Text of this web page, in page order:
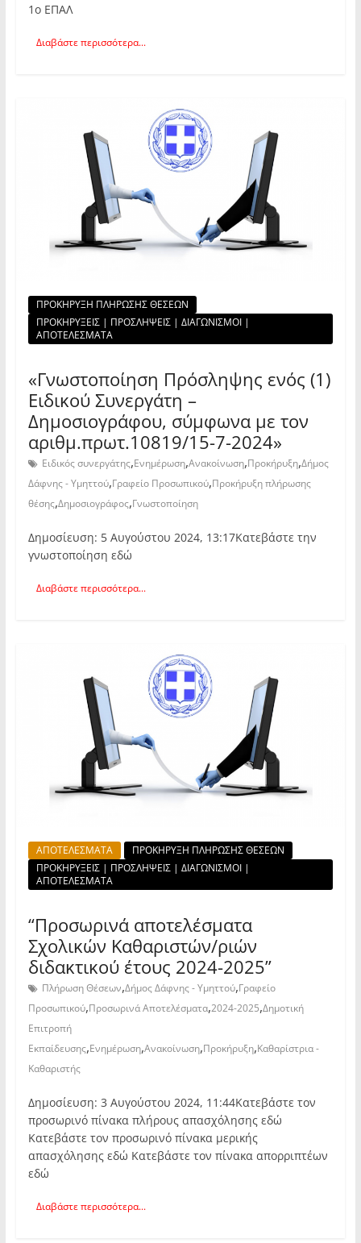
1ο ΕΠΑΛ
Διαβάστε περισσότερα...
ΠΡΟΚΗΡΥΞΗ ΠΛΗΡΩΣΗΣ ΘΕΣΕΩΝ
ΠΡΟΚΗΡΥΞΕΙΣ | ΠΡΟΣΛΗΨΕΙΣ | ΔΙΑΓΩΝΙΣΜΟΙ |
ΑΠΟΤΕΛΕΣΜΑΤΑ
«Γνωστοποίηση Πρόσληψης ενός (1)
Ειδικού Συνεργάτη –
Δημοσιογράφου, σύμφωνα με τον
αριθμ.πρωτ.10819/15-7-2024»
Ειδικός συνεργάτης,Ενημέρωση,Ανακοίνωση,Προκήρυξη,Δήμος
Δάφνης - Υμηττού,Γραφείο Προσωπικού,Προκήρυξη πλήρωσης
θέσης,Δημοσιογράφος,Γνωστοποίηση
Δημοσίευση: 5 Αυγούστου 2024, 13:17Κατεβάστε την
γνωστοποίηση εδώ
Διαβάστε περισσότερα...
ΑΠΟΤΕΛΕΣΜΑΤΑ
ΠΡΟΚΗΡΥΞΗ ΠΛΗΡΩΣΗΣ ΘΕΣΕΩΝ
ΠΡΟΚΗΡΥΞΕΙΣ | ΠΡΟΣΛΗΨΕΙΣ | ΔΙΑΓΩΝΙΣΜΟΙ |
ΑΠΟΤΕΛΕΣΜΑΤΑ
“Προσωρινά αποτελέσματα
Σχολικών Καθαριστών/ριών
διδακτικού έτους 2024-2025”
Πλήρωση Θέσεων,Δήμος Δάφνης - Υμηττού,Γραφείο
Προσωπικού,Προσωρινά Αποτελέσματα,2024-2025,Δημοτική
Επιτροπή
Εκπαίδευσης,Ενημέρωση,Ανακοίνωση,Προκήρυξη,Καθαρίστρια -
Καθαριστής
Δημοσίευση: 3 Αυγούστου 2024, 11:44Κατεβάστε τον
προσωρινό πίνακα πλήρους απασχόλησης εδώ
Κατεβάστε τον προσωρινό πίνακα μερικής
απασχόλησης εδώ Κατεβάστε τον πίνακα απορριπτέων
εδώ
Διαβάστε περισσότερα...